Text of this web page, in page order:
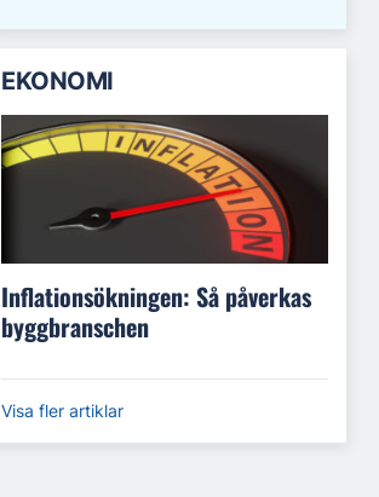
EKONOMI
Inflationsökningen: Så påverkas
byggbranschen
Visa fler artiklar